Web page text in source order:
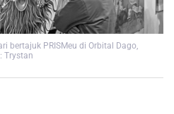
bertajuk PRISMeu di Orbital Dago,
Trystan